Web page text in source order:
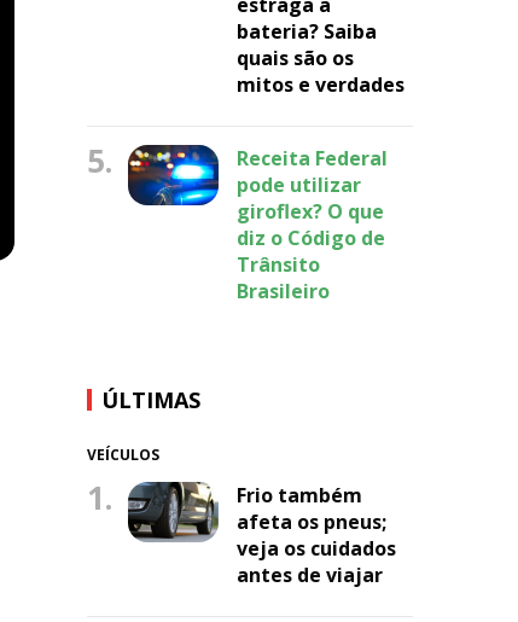
bateria? Saiba
quais são os
mitos e verdades
5.
Receita Federal
pode utilizar
giroflex? O que
diz o Código de
Trânsito
Brasileiro
ÚLTIMAS
VEÍCULOS
1.
Frio também
afeta os pneus;
veja os cuidados
antes de viajar